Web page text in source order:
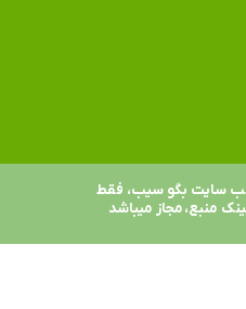
سایت بگو سیب، فقط
منبع، مجاز میباشد